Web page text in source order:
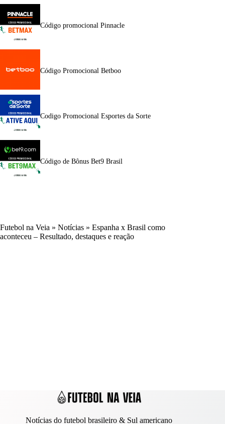
Código promocional Pinnacle
Código Promocional Betboo
Codigo Promocional Esportes da Sorte
Código de Bônus Bet9 Brasil
Futebol na Veia » Notícias » Espanha x Brasil como
aconteceu – Resultado, destaques e reação
Notícias do futebol brasileiro & Sul americano